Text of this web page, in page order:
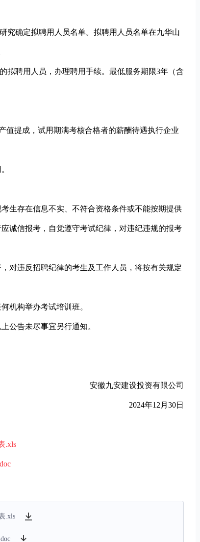
究确定拟聘用人员名单。拟聘用人员名单在九华山
拟聘用人员，办理聘用手续。最低服务期限3年（含
值提成，试用期满考核合格者的薪酬待遇执行企业
生存在信息不实、不符合资格条件或不能按期提供
诚信报考，自觉遵守考试纪律，对违纪违规的报考
对违反招聘纪律的考生及工作人员，将按有关规定
机构举办考试培训班。
公告未尽事宜另行通知。
安徽九安建设投资有限公司
2024年12月30日
.xls
.xls